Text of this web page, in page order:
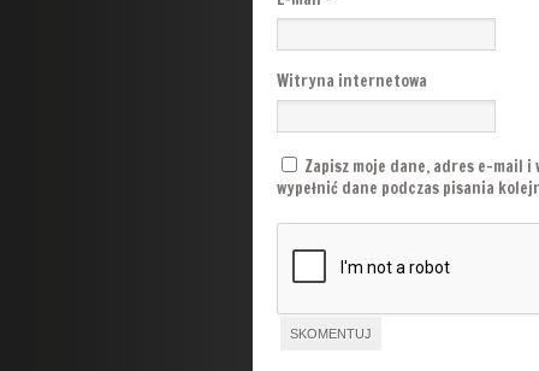
Witryna internetowa
Zapisz moje dane, adres e-mail
wypełnić dane podczas pisania